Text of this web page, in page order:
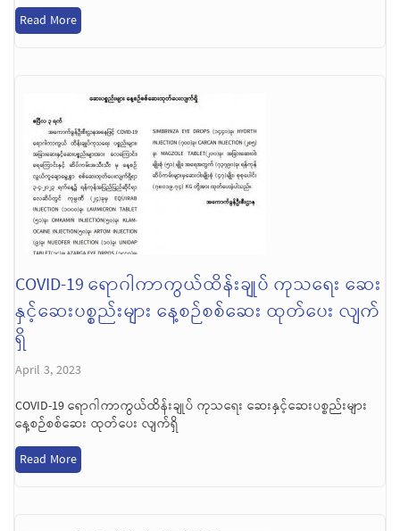
Read More
COVID-19 ရောဂါကာကွယ်ထိန်းချုပ် ကုသရေး ဆေး
နှင့်ဆေးပစ္စည်းများ နေ့စဉ်စစ်ဆေး ထုတ်ပေး လျက်
ရှိ
April 3, 2023
COVID-19 ရောဂါကာကွယ်ထိန်းချုပ် ကုသရေး ဆေးနှင့်ဆေးပစ္စည်းများ
နေ့စဉ်စစ်ဆေး ထုတ်ပေး လျက်ရှိ
Read More